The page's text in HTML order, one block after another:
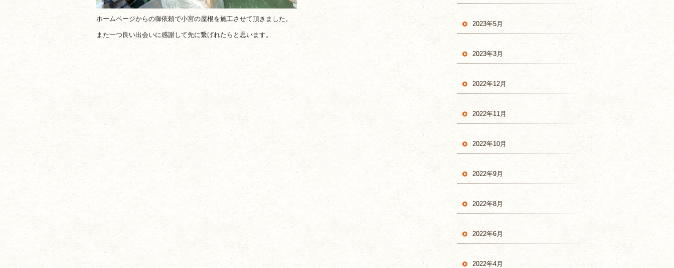
ホームページからの御依頼で小宮の屋根を施工させて頂きました。
また一つ良い出会いに感謝して先に繋げれたらと思います。
2023年5月
2023年3月
2022年12月
2022年11月
2022年10月
2022年9月
2022年8月
2022年6月
2022年4月